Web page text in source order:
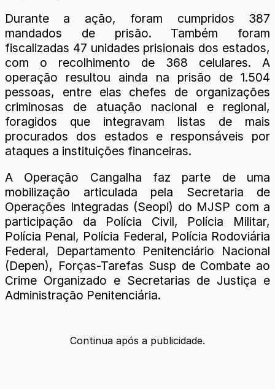
Durante a ação, foram cumpridos 387
mandados de prisão. Também foram
fiscalizadas 47 unidades prisionais dos estados,
com o recolhimento de 368 celulares. A
operação resultou ainda na prisão de 1.504
pessoas, entre elas chefes de organizações
criminosas de atuação nacional e regional,
foragidos que integravam listas de mais
procurados dos estados e responsáveis por
ataques a instituições financeiras.
A Operação Cangalha faz parte de uma
mobilização articulada pela Secretaria de
Operações Integradas (Seopi) do MJSP com a
participação da Polícia Civil, Polícia Militar,
Polícia Penal, Polícia Federal, Polícia Rodoviária
Federal, Departamento Penitenciário Nacional
(Depen), Forças-Tarefas Susp de Combate ao
Crime Organizado e Secretarias de Justiça e
Administração Penitenciária.
Continua após a publicidade.